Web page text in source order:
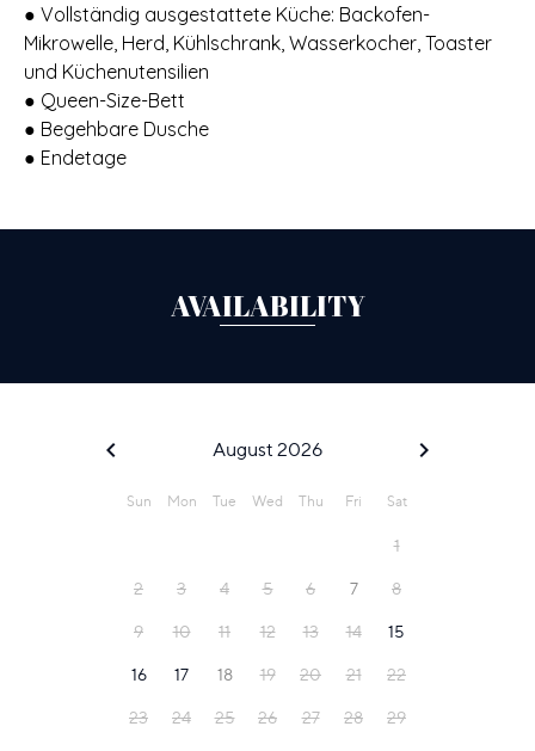
● Vollständig ausgestattete Küche: Backofen-
Mikrowelle, Herd, Kühlschrank, Wasserkocher, Toaster
und Küchenutensilien
● Queen-Size-Bett
● Begehbare Dusche
● Endetage
AVAILABILITY